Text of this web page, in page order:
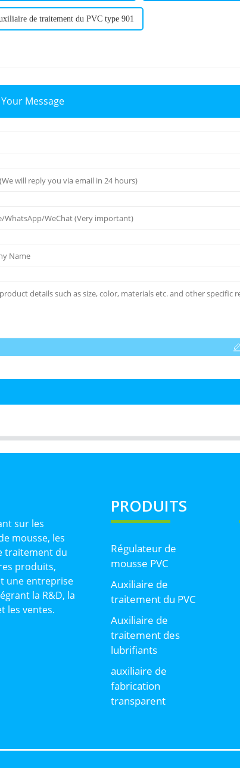
de traitement du PVC type 901
Message
sur les
mousse, les
traitement du
produits,
une entreprise
la R&D, la
les ventes.
PRODUITS
Régulateur de
mousse PVC
Auxiliaire de
traitement du PVC
Auxiliaire de
traitement des
lubrifiants
auxiliaire de
fabrication
transparent